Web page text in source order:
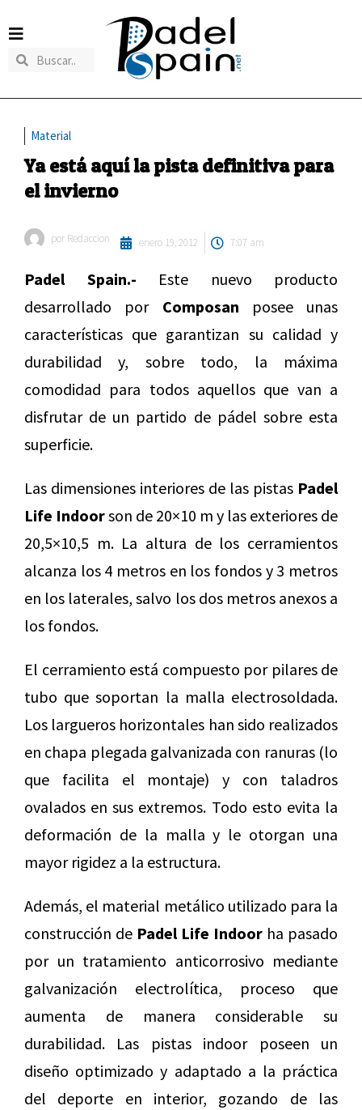
Material
Ya está aquí la pista definitiva para
el invierno
por Redaccion enero 19, 2012 7:07 am
Padel Spain.- Este nuevo producto
desarrollado por Composan posee unas
características que garantizan su calidad y
durabilidad y, sobre todo, la máxima
comodidad para todos aquellos que van a
disfrutar de un partido de pádel sobre esta
superficie.
Las dimensiones interiores de las pistas Padel
Life Indoorson de 20×10 m y las exteriores de
20,5×10,5 m. La altura de los cerramientos
alcanza los 4 metros en los fondos y 3 metros
en los laterales, salvo los dos metros anexos a
los fondos.
El cerramiento está compuesto por pilares de
tubo que soportan la malla electrosoldada.
Los largueros horizontales han sido realizados
en chapa plegada galvanizada con ranuras (lo
que facilita el montaje) y con taladros
ovalados en sus extremos. Todo esto evita la
deformación de la malla y le otorgan una
mayor rigidez a la estructura.
Además, el material metálico utilizado para la
construcción de Padel Life Indoor ha pasado
por un tratamiento anticorrosivo mediante
galvanización electrolítica, proceso que
aumenta de manera considerable su
durabilidad. Las pistas indoor poseen un
diseño optimizado y adaptado a la práctica
del deporte en interior, gozando de las